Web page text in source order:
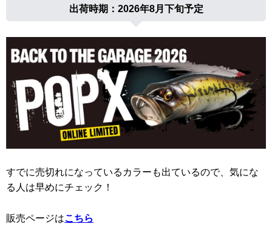
出荷時期：2026年8月下旬予定
すでに売切れになっているカラーも出ているので、気にな
る人は早めにチェック！
販売ページはこちら